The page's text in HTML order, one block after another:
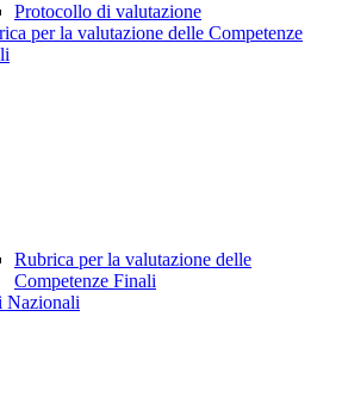
Protocollo di valutazione
per la valutazione delle Competenze
Rubrica per la valutazione delle
Competenze Finali
Nazionali